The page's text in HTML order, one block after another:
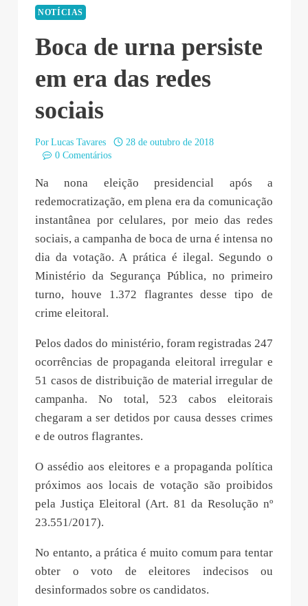
NOTÍCIAS
Boca de urna persiste
em era das redes
sociais
Por Lucas Tavares
28 de outubro de 2018
0 Comentários
Na nona eleição presidencial após a
redemocratização, em plena era da comunicação
instantânea por celulares, por meio das redes
sociais, a campanha de boca de urna é intensa no
dia da votação. A prática é ilegal. Segundo o
Ministério da Segurança Pública, no primeiro
turno, houve 1.372 flagrantes desse tipo de
crime eleitoral.
Pelos dados do ministério, foram registradas 247
ocorrências de propaganda eleitoral irregular e
51 casos de distribuição de material irregular de
campanha. No total, 523 cabos eleitorais
chegaram a ser detidos por causa desses crimes
e de outros flagrantes.
O assédio aos eleitores e a propaganda política
próximos aos locais de votação são proibidos
pela Justiça Eleitoral (Art. 81 da Resolução nº
23.551/2017).
No entanto, a prática é muito comum para tentar
obter o voto de eleitores indecisos ou
desinformados sobre os candidatos.